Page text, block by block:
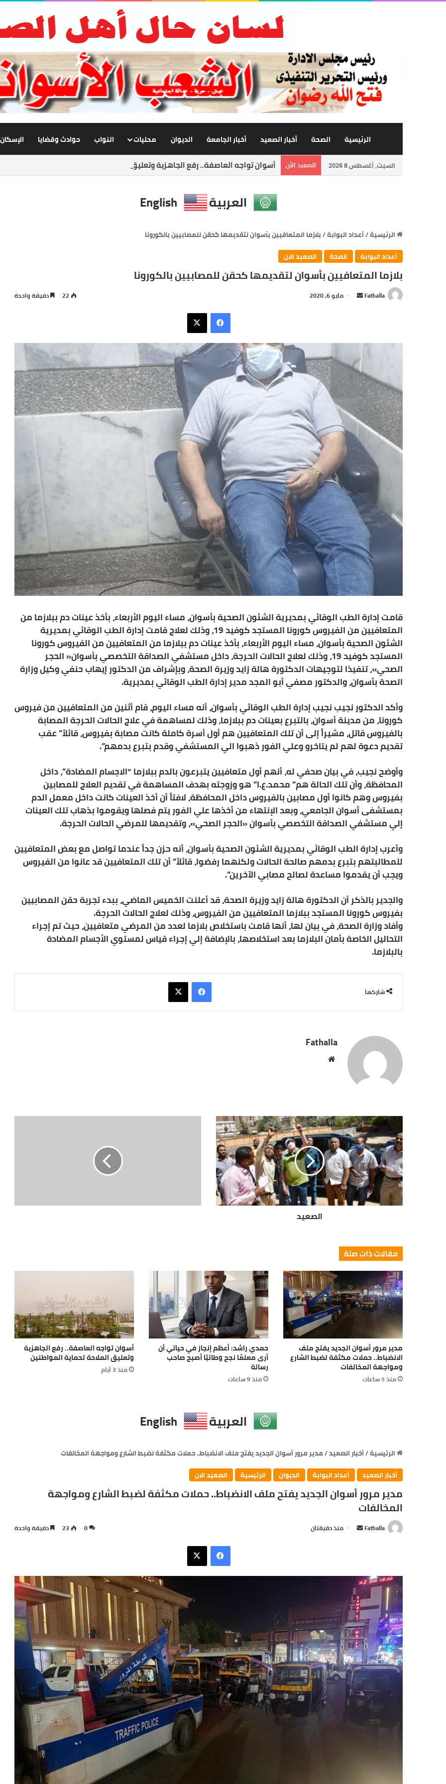
الرئيسية الصحة أخبار الصعيد أخبار الجامعة الديوان محليات النواب حوادث وقضايا الإسكان
السبت, أغسطس 8 2026 الصعيد الأن أسوان تواجه العاصفة.. رفع الجاهزية وتعليق الملاحة لحماية المواطنين
العربية English
الرئيسية/أعداد البوابة/بلازما المتعافيين بأسوان لتقديمها كحقن للمصابيين بالكورونا
أعداد البوابة
الصحة الصعيد الان
بلازما المتعافيين بأسوان لتقديمها كحقن للمصابيين بالكورونا
Fathalla
أرسل مايو 6, 2020 22 دقيقة واحدة
فيسبوك
X
قامت إدارة الطب الوقائي بمديرية الشئون الصحية بأسوان، مساء اليوم الأربعاء، بأخذ عينات دم ببلازما من
المتعافيين من الفيروس كورونا المستجد كوفيد 19، وذلك لعلاج قامت إدارة الطب الوقائي بمديرية
الشئون الصحية بأسوان، مساء اليوم الأربعاء، بأخذ عينات دم ببلازما من المتعافيين من الفيروس كورونا
المستجد كوفيد 19، وذلك لعلاج الحالات الحرجة، داخل مستشفي الصداقة التخصصي بأسوان« الحجر
الصحي»، تنفيذا لتوجيهات الدكتورة هالة زايد وزيرة الصحة، وبإشراف من الدكتور إيهاب حنفي وكيل وزارة
الصحة بأسوان، والدكتور مصفي أبو المجد مدير إدارة الطب الوقائي بمديرية.
وأكد الدكتور نجيب نجيب إدارة الطب الوقائي بأسوان، أنه مساء اليوم، قام أثنين من المتعافيين من فيروس
كورونا، من مدينة أسوان، بالتبرع بعينات دم ببلازما، وذلك لمساهمة في علاج الحالات الحرجة المصابة
بالفيروس قاتل، مشيراً إلى أن تلك المتعافيين هم أول أسرة كاملة كانت مصابة بفيروس، قائلاً” عقب
تقديم دعوة لهم لم يتاخرو وعلي الفور ذهبوا الي المستشفي وقدم بتبرع بدمهم”.
وأوضح نجيب، في بيان صحفي له، أنهم أول متعافيين يتبرعون بالدم ببلازما “الاجسام المضادة”، داخل
المحافظة، وأن تلك الحالة هم” محمد.ع.ا” هو وزوجته بهدف المساهمة في تقديم العلاج للمصابين
بفيروس وهم كانوا أول مصابين بالفيروس داخل المحافظة، لافتاً أن أخذ العينات كانت داخل معمل الدم
بمستشفى أسوان الجامعي، وبعد الإنتهاء من أخذها علي الفور يتم فصلها ويقوموا بذهاب تلك العينات
إلي مستشفي الصداقة التخصصي بأسوان «الحجر الصحي»، وتقديمها للمرضي الحالات الحرجة.
وأعرب إدارة الطب الوقائي بمديرية الشئون الصحية بأسوان، أنه حزن جداً عندما تواصل مع بعض المتعافيين
للمطالبتهم بتبرع بدمهم صالحة الحالات ولكنهما رفضوا، قائلاً” أن تلك المتعافيين قد عانوا من الفيروس
ويجب أن يقدموا مساعدة لصالح مصابي الآخرين”.
والجدير بالذكر أن الدكتورة هالة زايد وزيرة الصحة، قد أعلنت الخميس الماضي، ببدء تجربة حقن المصابيين
بفيروس كورونا المستجد ببلازما المتعافيين من الفيروس، وذلك لعلاج الحالات الحرجة.
وأفاد وزارة الصحة، في بيان لها، أنها قامت باستخلاص بلازما لعدد من المرضي متعافيين، حيث تم إجراء
التحاليل الخاصة بأمان البلازما بعد استخلاصها، بالإضافة إلي إجراء قياس لمستوي الأجسام المضادة
بالبلازما.
شاركها
فيسبوك
X
Fathalla
الصعيد
مقالات ذات صلة
مدير مرور أسوان الجديد يفتح ملف
الانضباط.. حملات مكثفة لضبط الشارع
ومواجهة المخالفات
منذ 5 ساعات
حمدي راشد: أعظم إنجاز في حياتي أن
أرى معلمًا نجح وطالبًا أصبح صاحب
رسالة
منذ 9 ساعات
أسوان تواجه العاصفة.. رفع الجاهزية
وتعليق الملاحة لحماية المواطنين
منذ 3 أيام